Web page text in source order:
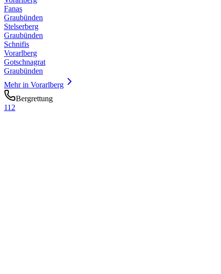
Fanas
Graubünden
Stelserberg
Graubünden
Schnifis
Vorarlberg
Gotschnagrat
Graubünden
Mehr in Vorarlberg
Bergrettung
112